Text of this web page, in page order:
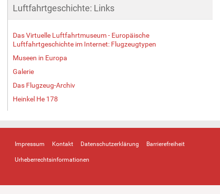
Luftfahrtgeschichte: Links
Das Virtuelle Luftfahrtmuseum - Europäische
Luftfahrtgeschichte im Internet: Flugzeugtypen
Museen in Europa
Galerie
Das Flugzeug-Archiv
Heinkel He 178
Impressum Kontakt Datenschutzerklärung Barrierefreiheit
Urheberrechtsinformationen